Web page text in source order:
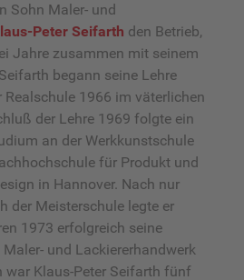
Sohn Maler- und
Peter Seifarth den Betrieb,
Jahre zusammen mit seinem
begann seine Lehre
1966 im väterlichen
der Lehre 1969 folgte ein
an der Werkkunstschule
für Produkt und
in Hannover. Nach nur
der Meisterschule legte er
1973 erfolgreich seine
und Lackiererhandwerk
war Klaus-Peter Seifarth fünf